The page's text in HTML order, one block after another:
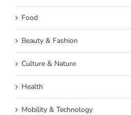
Food
Beauty & Fashion
Culture & Nature
Health
Mobility & Technology